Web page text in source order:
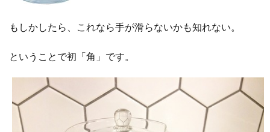
もしかしたら、これなら手が滑らないかも知れない。
ということで初「角」です。